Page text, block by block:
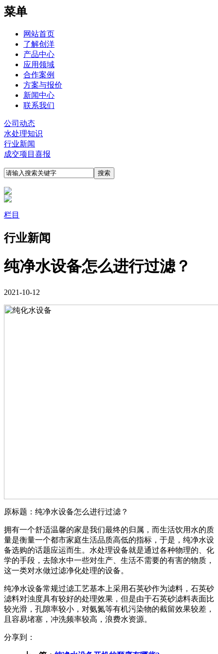
菜单
网站首页
了解创洋
产品中心
应用领域
合作案例
方案与报价
新闻中心
联系我们
公司动态
水处理知识
行业新闻
成交项目喜报
栏目
行业新闻
纯净水设备怎么进行过滤？
2021-10-12
原标题：纯净水设备怎么进行过滤？
拥有一个舒适温馨的家是我们最终的归属，而生活饮用水的质
量是衡量一个都市家庭生活品质高低的指标，于是，纯净水设
备选购的话题应运而生。水处理设备就是通过各种物理的、化
学的手段，去除水中一些对生产、生活不需要的有害的物质，
这一类对水做过滤净化处理的设备。
纯净水设备常规过滤工艺基本上采用石英砂作为滤料，石英砂
滤料对浊度具有较好的处理效果，但是由于石英砂滤料表面比
较光滑，孔隙率较小，对氨氮等有机污染物的截留效果较差，
且容易堵塞，冲洗频率较高，浪费水资源。
分享到：